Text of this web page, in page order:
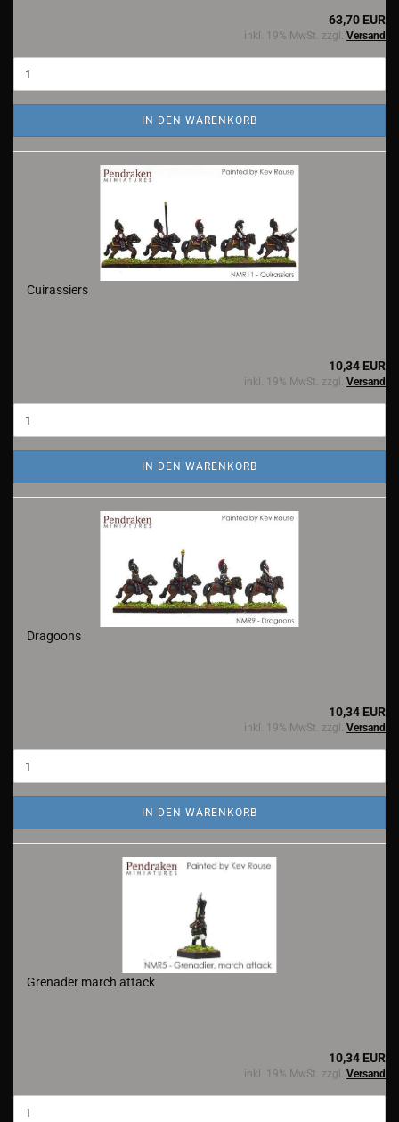
63,70 EUR
inkl. 19% MwSt. zzgl. Versand
IN DEN WARENKORB
Cuirassiers
10,34 EUR
inkl. 19% MwSt. zzgl. Versand
IN DEN WARENKORB
Dragoons
10,34 EUR
inkl. 19% MwSt. zzgl. Versand
IN DEN WARENKORB
Grenader march attack
10,34 EUR
inkl. 19% MwSt. zzgl. Versand